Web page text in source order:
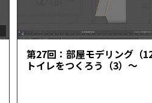
第27回：部屋モデリング（
トイレをつくろう（3）～